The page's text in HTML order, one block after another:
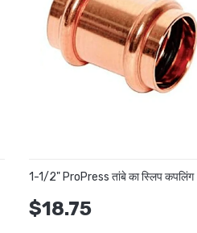
1-1/2" ProPress तांबे का स्लिप कपलिंग
$18.75